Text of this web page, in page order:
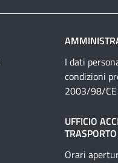
I dati
condizioni
2003/98/
UFFICIO
Orari